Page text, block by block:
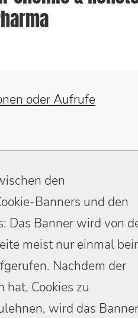
oder Aufrufe
den
Banners und den
Das Banner wird von
meist nur einmal
Nachdem der
hat, Cookies zu
wird das Banner